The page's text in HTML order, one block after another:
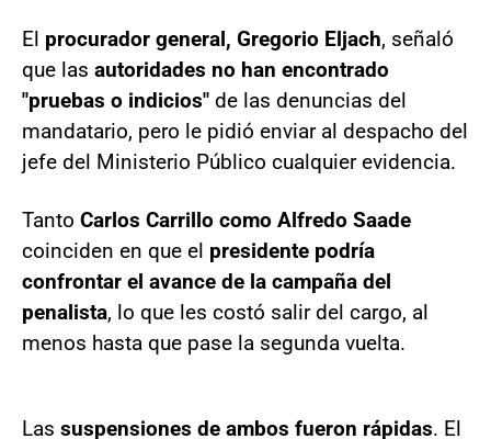
El procurador general, Gregorio Eljach, señaló
que las autoridades no han encontrado
"pruebas o indicios" de las denuncias del
mandatario, pero le pidió enviar al despacho del
jefe del Ministerio Público cualquier evidencia.
Tanto Carlos Carrillo como Alfredo Saade
coinciden en que el presidente podría
confrontar el avance de la campaña del
penalista, lo que les costó salir del cargo, al
menos hasta que pase la segunda vuelta.
Las suspensiones de ambos fueron rápidas. El